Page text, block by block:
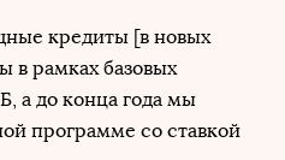
кредиты [в новых
в рамках базовых
а до конца года мы
программе со ставкой